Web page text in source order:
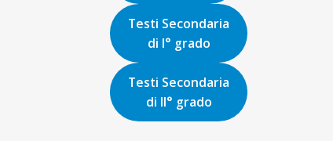
Testi Secondaria
di I° grado
Testi Secondaria
di II° grado